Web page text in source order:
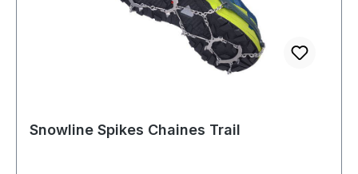
Snowline Spikes Chaines Trail